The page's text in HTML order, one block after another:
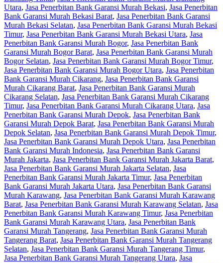
Utara, Jasa Penerbitan Bank Garansi Murah Bekasi, Jasa Penerbitan
Bank Garansi Murah Bekasi Barat, Jasa Penerbitan Bank Garansi
Murah Bekasi Selatan, Jasa Penerbitan Bank Garansi Murah Bekasi
Timur, Jasa Penerbitan Bank Garansi Murah Bekasi Utara, Jasa
Penerbitan Bank Garansi Murah Bogor, Jasa Penerbitan Bank
Garansi Murah Bogor Barat, Jasa Penerbitan Bank Garansi Murah
Bogor Selatan, Jasa Penerbitan Bank Garansi Murah Bogor Timur,
Jasa Penerbitan Bank Garansi Murah Bogor Utara, Jasa Penerbitan
Bank Garansi Murah Cikarang, Jasa Penerbitan Bank Garansi
Murah Cikarang Barat, Jasa Penerbitan Bank Garansi Murah
Cikarang Selatan, Jasa Penerbitan Bank Garansi Murah Cikarang
Timur, Jasa Penerbitan Bank Garansi Murah Cikarang Utara, Jasa
Penerbitan Bank Garansi Murah Depok, Jasa Penerbitan Bank
Garansi Murah Depok Barat, Jasa Penerbitan Bank Garansi Murah
Depok Selatan, Jasa Penerbitan Bank Garansi Murah Depok Timur,
Jasa Penerbitan Bank Garansi Murah Depok Utara, Jasa Penerbitan
Bank Garansi Murah Indonesia, Jasa Penerbitan Bank Garansi
Murah Jakarta, Jasa Penerbitan Bank Garansi Murah Jakarta Barat,
Jasa Penerbitan Bank Garansi Murah Jakarta Selatan, Jasa
Penerbitan Bank Garansi Murah Jakarta Timur, Jasa Penerbitan
Bank Garansi Murah Jakarta Utara, Jasa Penerbitan Bank Garansi
Murah Karawang, Jasa Penerbitan Bank Garansi Murah Karawang
Barat, Jasa Penerbitan Bank Garansi Murah Karawang Selatan, Jasa
Penerbitan Bank Garansi Murah Karawang Timur, Jasa Penerbitan
Bank Garansi Murah Karawang Utara, Jasa Penerbitan Bank
Garansi Murah Tangerang, Jasa Penerbitan Bank Garansi Murah
Tangerang Barat, Jasa Penerbitan Bank Garansi Murah Tangerang
Selatan, Jasa Penerbitan Bank Garansi Murah Tangerang Timur,
Jasa Penerbitan Bank Garansi Murah Tangerang Utara, Jasa